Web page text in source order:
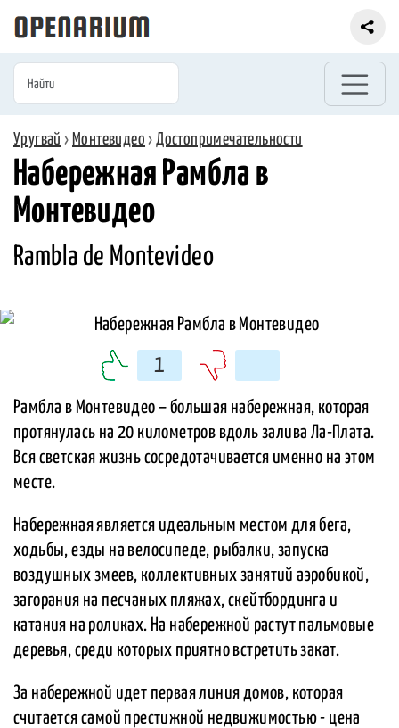
Уругвай › Монтевидео ›Достопримечательности
Набережная Рамбла в
Монтевидео
Rambla de Montevideo
1
Рамбла в Монтевидео – большая набережная, которая
протянулась на 20 километров вдоль залива Ла-Плата.
Вся светская жизнь сосредотачивается именно на этом
месте.
Набережная является идеальным местом для бега,
ходьбы, езды на велосипеде, рыбалки, запуска
воздушных змеев, коллективных занятий аэробикой,
загорания на песчаных пляжах, скейтбординга и
катания на роликах. На набережной растут пальмовые
деревья, среди которых приятно встретить закат.
За набережной идет первая линия домов, которая
считается самой престижной недвижимостью - цена